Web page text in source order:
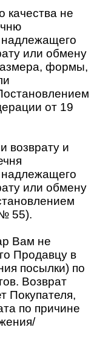
качества не
надлежащего
или обмену
формы,
от 19
возврату и
надлежащего
или обмену
55).
Вам не
Продавцу в
посылки) по
Возврат
Покупателя,
по причине